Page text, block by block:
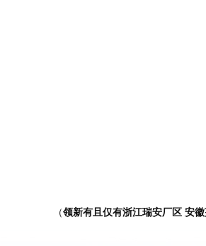
（领新有且仅有浙江瑞安厂区 安